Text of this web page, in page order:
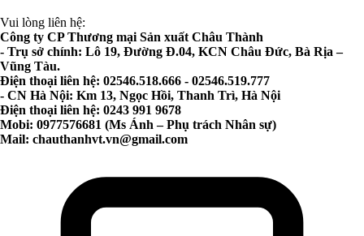
Vui lòng liên hệ:
Công ty CP Thương mại Sản xuất Châu Thành
- Trụ sở chính: Lô 19, Đường Đ.04, KCN Châu Đức, Bà Rịa –
Vũng Tàu.
Điện thoại liên hệ: 02546.518.666 - 02546.519.777
- CN Hà Nội: Km 13, Ngọc Hồi, Thanh Trì, Hà Nội
Điện thoại liên hệ: 0243 991 9678
Mobi: 0977576681 (Ms Ánh – Phụ trách Nhân sự)
Mail: chauthanhvt.vn@gmail.com